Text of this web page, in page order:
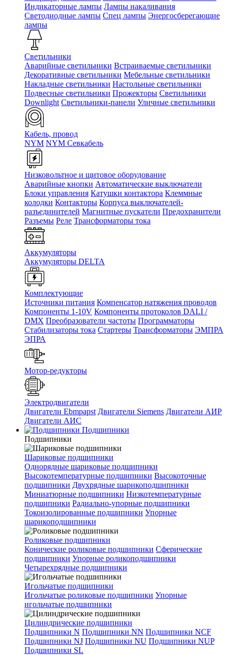
Индикаторные лампы Лампы накаливания
Светодиодные лампы Спец лампы Энергосберегающие
лампы
Светильники
Аварийные светильники Встраиваемые светильники
Декоративные светильники Мебельные светильники
Накладные светильники Настольные светильники
Подвесные светильники Прожекторы Светильники
Downlight Светильники-панели Уличные светильники
Кабель, провод
NYM NYM Севкабель
Низковольтное и щитовое оборудование
Аварийные кнопки Автоматические выключатели
Блоки управления Катушки контактора Клеммные
колодки Контакторы Корпуса выключателей-
разъединителей Магнитные пускатели Предохранители
Разъемы Реле Трансформаторы тока
Аккумуляторы
Аккумуляторы DELTA
Комплектующие
Источники питания Компенсатор натяжения проводов
Компоненты 1-10V Компоненты протоколов DALI /
DMX Преобразователи частоты Программаторы
Стабилизаторы тока Стартеры Трансформаторы ЭМПРА
ЭПРА
Мотор-редукторы
Электродвигатели
Двигатели Ebmpapst Двигатели Siemens Двигатели АИР
Двигатели АИС
Подшипники
Подшипники
Шариковые подшипники
Однорядные шариковые подшипники
Высокотемпературные подшипники Высокоточные
подшипники Двухрядные шарикоподшипники
Миниатюрные подшипники Низкотемпературные
подшипники Радиально-упорные подшипники
Токоизолированные подшипники Упорные
шарикоподшипники
Роликовые подшипники
Конические роликовые подшипники Сферические
подшипники Упорные роликоподшипники
Четырехрядные подшипники
Игольчатые подшипники
Игольчатые роликовые подшипники Упорные
игольчатые подшипники
Цилиндрические подшипники
Подшипники N Подшипники NN Подшипники NCF
Подшипники NJ Подшипники NU Подшипники NUP
Подшипники SL